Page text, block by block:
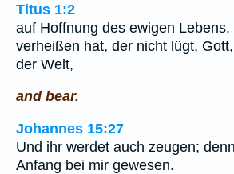
Titus 1:2
auf Hoffnung des ewigen Lebens,
verheißen hat, der nicht lügt,
der Welt,
and bear.
Johannes 15:27
Und ihr werdet auch zeugen;
Anfang bei mir gewesen.